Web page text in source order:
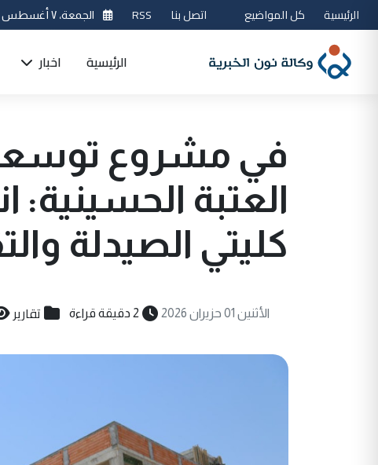
الرئيسية كل المواضيع اتصل بنا RSS الجمعة، ٧ أغسطس 2026
الرئيسية اخبار
في مشروع توسعة
العتبة الحسينية:
كليتي الصيدلة
الأثنين 01 حزيران 2026 2 دقيقة قراءة تقارير